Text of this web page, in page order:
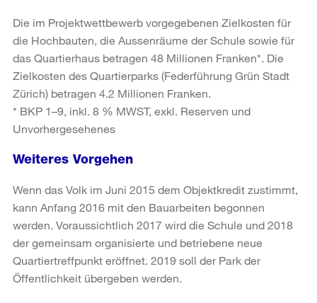
Die im Projektwettbewerb vorgegebenen Zielkosten für
die Hochbauten, die Aussenräume der Schule sowie für
das Quartierhaus betragen 48 Millionen Franken*. Die
Zielkosten des Quartierparks (Federführung Grün Stadt
Zürich) betragen 4.2 Millionen Franken.
* BKP 1–9, inkl. 8 % MWST, exkl. Reserven und
Unvorhergesehenes
Weiteres Vorgehen
Wenn das Volk im Juni 2015 dem Objektkredit zustimmt,
kann Anfang 2016 mit den Bauarbeiten begonnen
werden. Voraussichtlich 2017 wird die Schule und 2018
der gemeinsam organisierte und betriebene neue
Quartiertreffpunkt eröffnet. 2019 soll der Park der
Öffentlichkeit übergeben werden.